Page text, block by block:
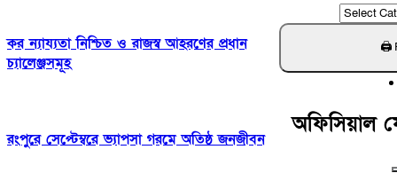
কর ন্যায্যতা নিশ্চিত ও রাজস্ব আহরণের প্রধান
চ্যালেঞ্জসমূহ
রংপুরে সেপ্টেম্বরে ভ্যাপসা গরমে অতিষ্ঠ জনজীবন
ক্যাটাগরি
খুঁজুন
অফিসিয়াল